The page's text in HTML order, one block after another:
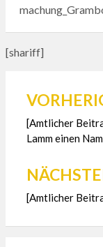
[shariff]
[Amtlicher
Lamm einen
[Amtlicher